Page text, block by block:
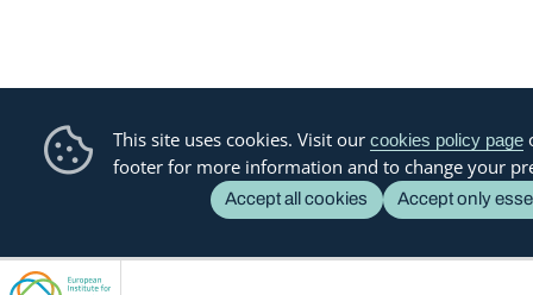
This site uses cookies. Visit our cookies policy page
footer for more information and to change your
Accept all cookies Accept only